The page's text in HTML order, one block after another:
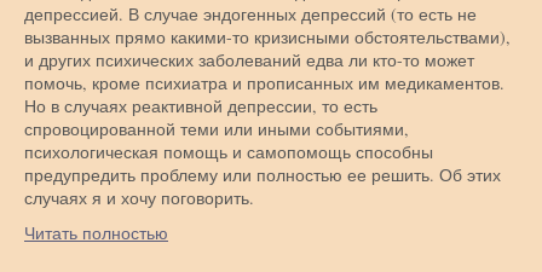
депрессией. В случае эндогенных депрессий (то есть не
вызванных прямо какими-то кризисными обстоятельствами),
и других психических заболеваний едва ли кто-то может
помочь, кроме психиатра и прописанных им медикаментов.
Но в случаях реактивной депрессии, то есть
спровоцированной теми или иными событиями,
психологическая помощь и самопомощь способны
предупредить проблему или полностью ее решить. Об этих
случаях я и хочу поговорить.
Читать полностью